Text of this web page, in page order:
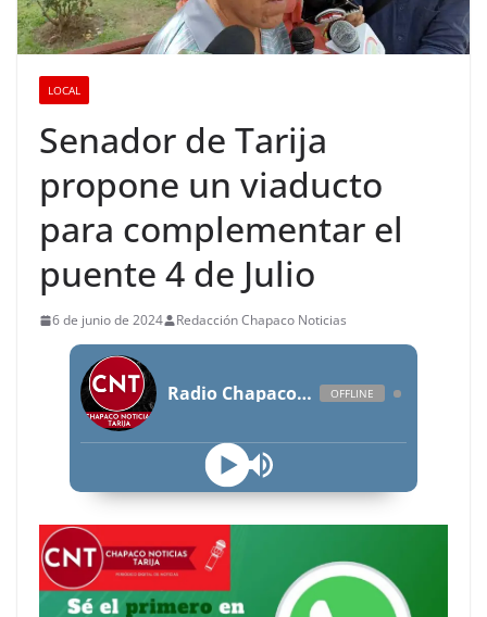
LOCAL
Senador de Tarija
propone un viaducto
para complementar el
puente 4 de Julio
6 de junio de 2024 Redacción Chapaco Noticias
Radio Chapaco Noticias Las 24 horas en vivo OFFLINE